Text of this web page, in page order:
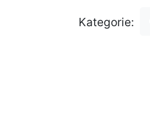
Kategorie: